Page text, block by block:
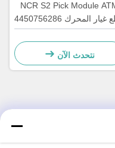
NCR S2 Pick Module
قطع غيار المحرك 4450756286
OEM
نتحدث الآن